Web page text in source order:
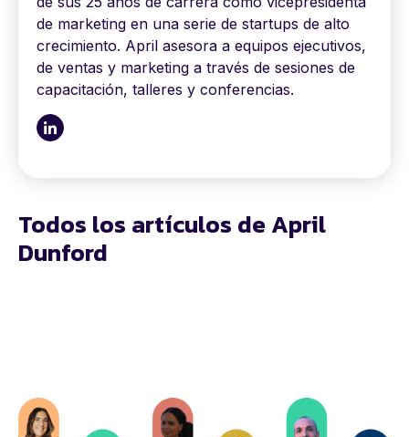
de marketing en una serie de startups de alto
crecimiento. April asesora a equipos ejecutivos,
de ventas y marketing a través de sesiones de
capacitación, talleres y conferencias.
Todos los artículos de April
Dunford